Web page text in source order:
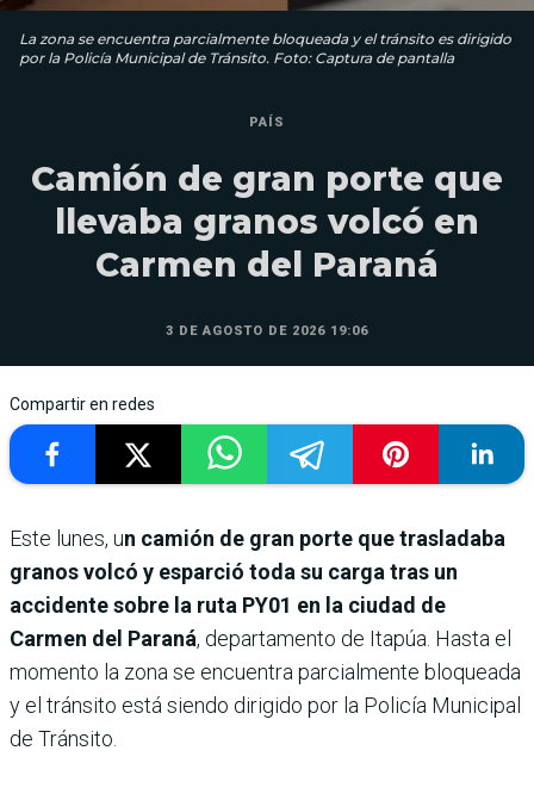
La zona se encuentra parcialmente bloqueada y el tránsito es dirigido
por la Policía Municipal de Tránsito. Foto: Captura de pantalla
PAÍS
Camión de gran porte que
llevaba granos volcó en
Carmen del Paraná
3 DE AGOSTO DE 2026 19:06
Compartir en redes
Este lunes, un camión de gran porte que trasladaba
granos volcó y esparció toda su carga tras un
accidente sobre la ruta PY01 en la ciudad de
Carmen del Paraná, departamento de Itapúa. Hasta el
momento la zona se encuentra parcialmente bloqueada
y el tránsito está siendo dirigido por la Policía Municipal
de Tránsito.